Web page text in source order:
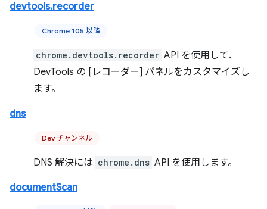
devtools.recorder
Chrome 105 以降
chrome.devtools.recorder API を使用して、
DevTools の [レコーダー] パネルをカスタマイズし
ます。
dns
Dev チャンネル
DNS 解決には chrome.dns API を使用します。
documentScan